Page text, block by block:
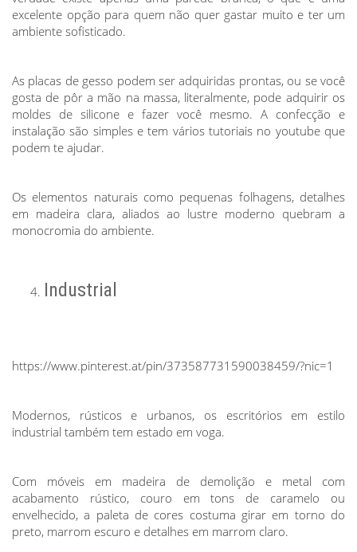
excelente opção para quem não quer gastar muito e ter um
ambiente sofisticado.
As placas de gesso podem ser adquiridas prontas, ou se você
gosta de pôr a mão na massa, literalmente, pode adquirir os
moldes de silicone e fazer você mesmo. A confecção e
instalação são simples e tem vários tutoriais no youtube que
podem te ajudar.
Os elementos naturais como pequenas folhagens, detalhes
em madeira clara, aliados ao lustre moderno quebram a
monocromia do ambiente.
Industrial
https://www.pinterest.at/pin/373587731590038459/?nic=1
Modernos, rústicos e urbanos, os escritórios em estilo
industrial também tem estado em voga.
Com móveis em madeira de demolição e metal com
acabamento rústico, couro em tons de caramelo ou
envelhecido, a paleta de cores costuma girar em torno do
preto, marrom escuro e detalhes em marrom claro.